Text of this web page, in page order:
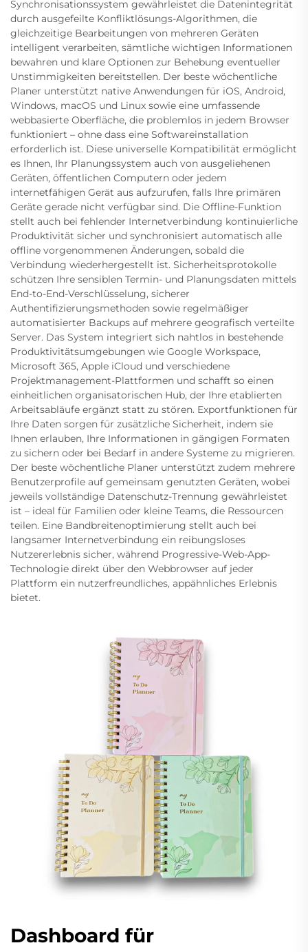
Synchronisationssystem gewährleistet die Datenintegrität
durch ausgefeilte Konfliktlösungs-Algorithmen, die
gleichzeitige Bearbeitungen von mehreren Geräten
intelligent verarbeiten, sämtliche wichtigen Informationen
bewahren und klare Optionen zur Behebung eventueller
Unstimmigkeiten bereitstellen. Der beste wöchentliche
Planer unterstützt native Anwendungen für iOS, Android,
Windows, macOS und Linux sowie eine umfassende
webbasierte Oberfläche, die problemlos in jedem Browser
funktioniert – ohne dass eine Softwareinstallation
erforderlich ist. Diese universelle Kompatibilität ermöglicht
es Ihnen, Ihr Planungssystem auch von ausgeliehenen
Geräten, öffentlichen Computern oder jedem
internetfähigen Gerät aus aufzurufen, falls Ihre primären
Geräte gerade nicht verfügbar sind. Die Offline-Funktion
stellt auch bei fehlender Internetverbindung kontinuierliche
Produktivität sicher und synchronisiert automatisch alle
offline vorgenommenen Änderungen, sobald die
Verbindung wiederhergestellt ist. Sicherheitsprotokolle
schützen Ihre sensiblen Termin- und Planungsdaten mittels
End-to-End-Verschlüsselung, sicherer
Authentifizierungsmethoden sowie regelmäßiger
automatisierter Backups auf mehrere geografisch verteilte
Server. Das System integriert sich nahtlos in bestehende
Produktivitätsumgebungen wie Google Workspace,
Microsoft 365, Apple iCloud und verschiedene
Projektmanagement-Plattformen und schafft so einen
einheitlichen organisatorischen Hub, der Ihre etablierten
Arbeitsabläufe ergänzt statt zu stören. Exportfunktionen für
Ihre Daten sorgen für zusätzliche Sicherheit, indem sie
Ihnen erlauben, Ihre Informationen in gängigen Formaten
zu sichern oder bei Bedarf in andere Systeme zu migrieren.
Der beste wöchentliche Planer unterstützt zudem mehrere
Benutzerprofile auf gemeinsam genutzten Geräten, wobei
jeweils vollständige Datenschutz-Trennung gewährleistet
ist – ideal für Familien oder kleine Teams, die Ressourcen
teilen. Eine Bandbreitenoptimierung stellt auch bei
langsamer Internetverbindung ein reibungsloses
Nutzererlebnis sicher, während Progressive-Web-App-
Technologie direkt über den Webbrowser auf jeder
Plattform ein nutzerfreundliches, appähnliches Erlebnis
bietet.
Dashboard für